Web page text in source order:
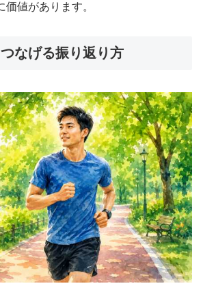
値があります。
なげる振り返り方